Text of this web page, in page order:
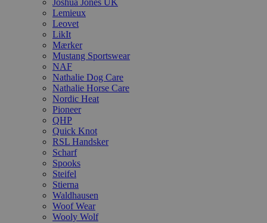
Joshua Jones UK
Lemieux
Leovet
LikIt
Mærker
Mustang Sportswear
NAF
Nathalie Dog Care
Nathalie Horse Care
Nordic Heat
Pioneer
QHP
Quick Knot
RSL Handsker
Scharf
Spooks
Steifel
Stierna
Waldhausen
Woof Wear
Wooly Wolf